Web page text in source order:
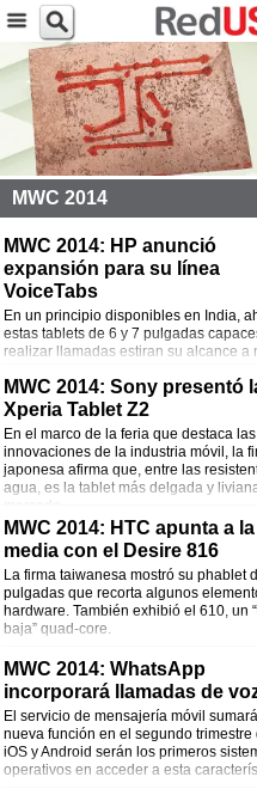
MWC 2014
MWC 2014: HP anunció
expansión para su línea
VoiceTabs
En un principio disponibles en India,
estas tablets de 6 y 7 pulgadas
realizar llamadas estiran su alcance a
MWC 2014: Sony presentó
Xperia Tablet Z2
En el marco de la feria que destaca las
innovaciones de la industria móvil, la
japonesa afirma que, entre las
agua, es la tablet más delgada y
mercado.
MWC 2014: HTC apunta a
media con el Desire 816
La firma taiwanesa mostró su phablet
pulgadas que recorta algunos
hardware. También exhibió el 610, un
baja” quad-core.
MWC 2014: WhatsApp
incorporará llamadas de
El servicio de mensajería móvil
nueva función en el segundo trimestre
iOS y Android serán los primeros
operativos en acceder a esta